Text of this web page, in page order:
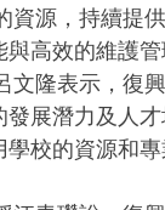
高效的維護管
展潛力及人
校的資源和